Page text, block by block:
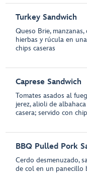
Turkey Sandwich
Queso Brie,
hierbas y rúcula en
chips caseras
Caprese Sandwich
Tomates asados al
jerez, alioli de
casera; servido con
BBQ Pulled Pork
Cerdo desmenuzado,
de col en un panecillo